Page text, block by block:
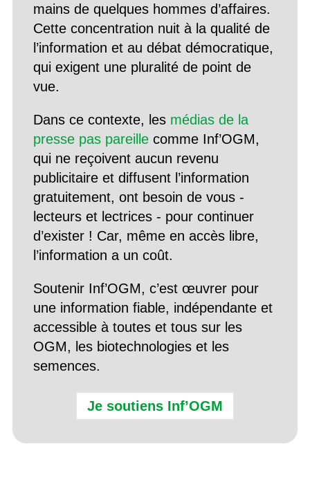
mains de quelques hommes d’affaires.
Cette concentration nuit à la qualité de
l’information et au débat démocratique,
qui exigent une pluralité de point de
vue.
Dans ce contexte, les médias de la
presse pas pareillecomme Inf’OGM,
qui ne reçoivent aucun revenu
publicitaire et diffusent l’information
gratuitement, ont besoin de vous -
lecteurs et lectrices - pour continuer
d’exister ! Car, même en accès libre,
l’information a un coût.
Soutenir Inf’OGM, c’est œuvrer pour
une information fiable, indépendante et
accessible à toutes et tous sur les
OGM, les biotechnologies et les
semences.
Je soutiens Inf’OGM